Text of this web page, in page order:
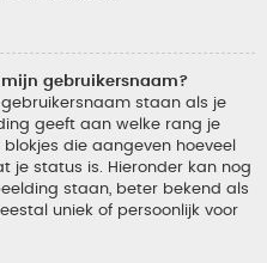
gebruikersnaam?
staan als je
geeft aan welke rang je
die aangeven hoeveel
je status is. Hieronder kan nog
staan, beter bekend als
uniek of persoonlijk voor